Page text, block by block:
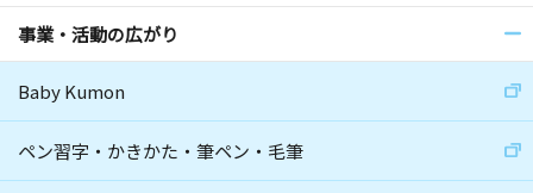
事業・活動の広がり
Baby Kumon
ペン習字・かきかた・筆ペン・毛筆